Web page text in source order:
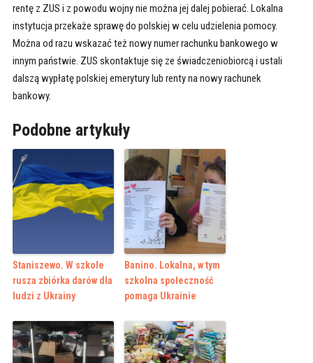
rentę z ZUS i z powodu wojny nie można jej dalej pobierać. Lokalna
instytucja przekaże sprawę do polskiej w celu udzielenia pomocy.
Można od razu wskazać też nowy numer rachunku bankowego w
innym państwie. ZUS skontaktuje się ze świadczeniobiorcą i ustali
dalszą wypłatę polskiej emerytury lub renty na nowy rachunek
bankowy.
Podobne artykuły
Staniszewo. W szkole
rusza zbiórka darów dla
ludzi z Ukrainy
Banino. Lokalna, w tym
szkolna społeczność
pomaga Ukrainie